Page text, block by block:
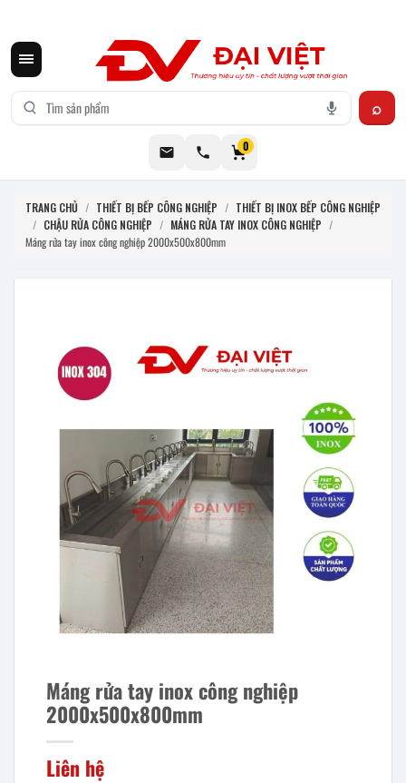
0
TRANG CHỦ / THIẾT BỊ BẾP CÔNG NGHIỆP / THIẾT BỊ INOX BẾP CÔNG NGHIỆP
/ CHẬU RỬA CÔNG NGHIỆP / MÁNG RỬA TAY INOX CÔNG NGHIỆP /
Máng rửa tay inox công nghiệp 2000x500x800mm
Máng rửa tay inox công nghiệp
2000x500x800mm
Liên hệ